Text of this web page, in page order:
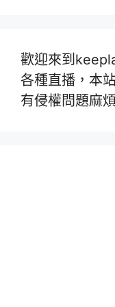
歡迎來到
各種直播，本
有侵權問題麻